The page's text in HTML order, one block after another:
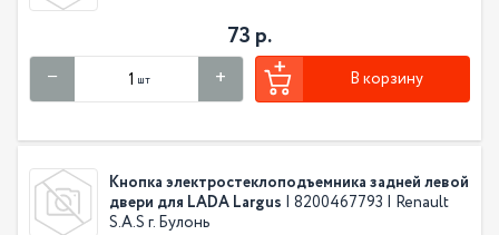
73 р.
шт В корзину
Кнопка электростеклоподъемника задней левой
двери для LADA Largus | 8200467793 | Renault
S.A.S г. Булонь